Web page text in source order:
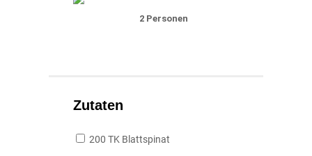
2 Personen
Zutaten
200 TK Blattspinat